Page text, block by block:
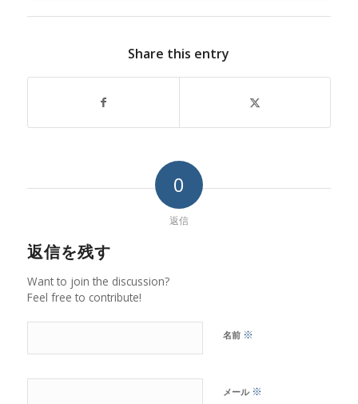
Share this entry
0
返信
返信を残す
Want to join the discussion?
Feel free to contribute!
名前 ※
メール ※